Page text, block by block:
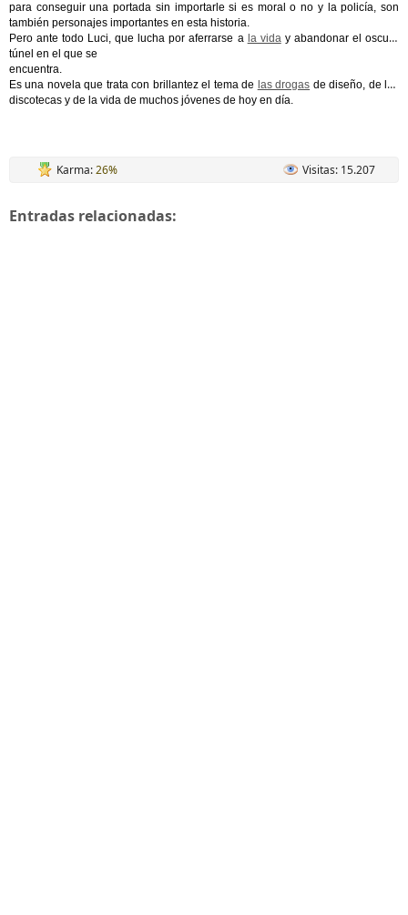
para conseguir una portada sin importarle si es moral o no y la policía, son
también personajes importantes en esta historia.
Pero ante todo Luci, que lucha por aferrarse a la viday abandonar el oscuro
túnel en el que se
encuentra.
Es una novela que trata con brillantez el tema de las drogas de diseño, de las
discotecas y de la vida de muchos jóvenes de hoy en día.
Karma:26% Visitas: 15.207
Entradas relacionadas: